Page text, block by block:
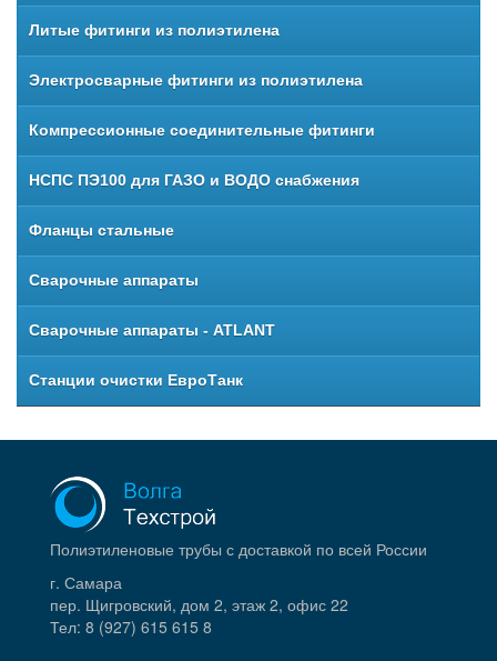
Литые фитинги из полиэтилена
Электросварные фитинги из полиэтилена
Компрессионные соединительные фитинги
НСПС ПЭ100 для ГАЗО и ВОДО снабжения
Фланцы стальные
Сварочные аппараты
Сварочные аппараты - ATLANT
Станции очистки ЕвроТанк
Полиэтиленовые трубы с доставкой по всей России
г. Самара
пер. Щигровский, дом 2, этаж 2, офис 22
Тел: 8 (927) 615 615 8